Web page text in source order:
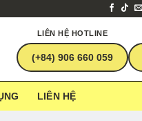
LIÊN HỆ HOTLINE
(+84) 906 660 059
LIÊN HỆ